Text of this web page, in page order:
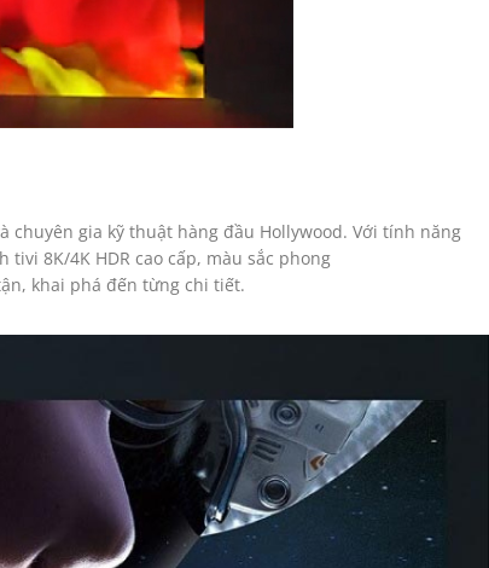
chuyên gia kỹ thuật hàng đầu Hollywood. Với tính năng
8K/4K HDR cao cấp, màu sắc phong
khai phá đến từng chi tiết.